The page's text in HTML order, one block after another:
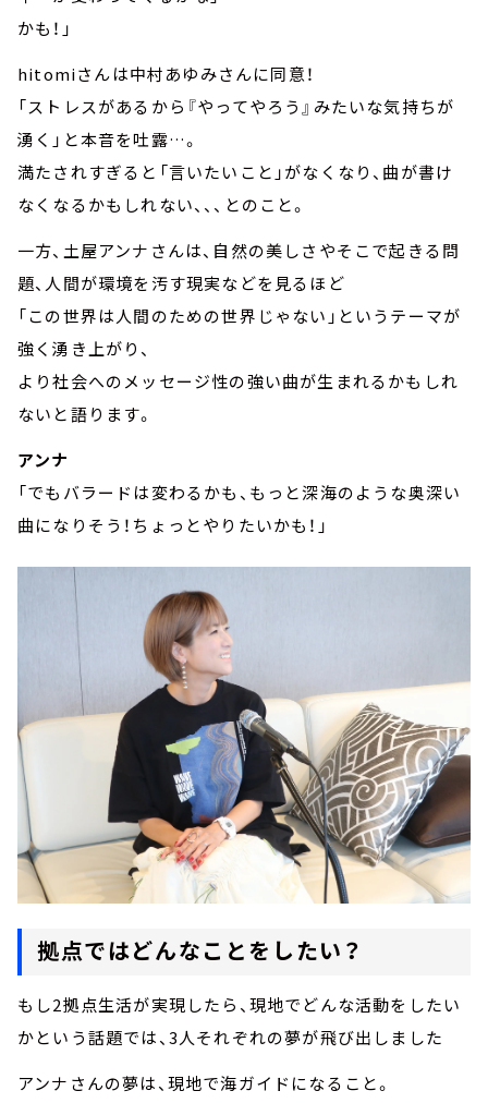
かも！」
hitomiさんは中村あゆみさんに同意！
「ストレスがあるから『やってやろう』みたいな気持ちが
湧く」と本音を吐露…。
満たされすぎると「言いたいこと」がなくなり、曲が書け
なくなるかもしれない、、、とのこと。
一方、土屋アンナさんは、自然の美しさやそこで起きる問
題、人間が環境を汚す現実などを見るほど
「この世界は人間のための世界じゃない」というテーマが
強く湧き上がり、
より社会へのメッセージ性の強い曲が生まれるかもしれ
ないと語ります。
アンナ
「でもバラードは変わるかも、もっと深海のような奥深い
曲になりそう！ちょっとやりたいかも！」
拠点ではどんなことをしたい？
もし2拠点生活が実現したら、現地でどんな活動をしたい
かという話題では、3人それぞれの夢が飛び出しました
アンナさんの夢は、現地で海ガイドになること。